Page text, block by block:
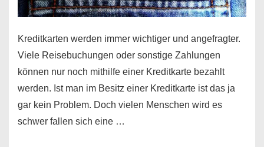
Kreditkarten werden immer wichtiger und angefragter.
Viele Reisebuchungen oder sonstige Zahlungen
können nur noch mithilfe einer Kreditkarte bezahlt
werden. Ist man im Besitz einer Kreditkarte ist das ja
gar kein Problem. Doch vielen Menschen wird es
schwer fallen sich eine …